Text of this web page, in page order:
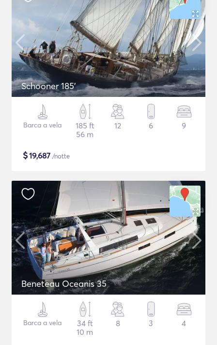
Schooner 185'
Barca a vela
185 ft
56 m
12 6 9
$19,687 /notte
Beneteau Oceanis 35
Barca a vela
34 ft
10 m
8 3 4